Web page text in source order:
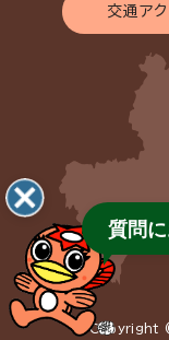
交通ア
Copyright
質問